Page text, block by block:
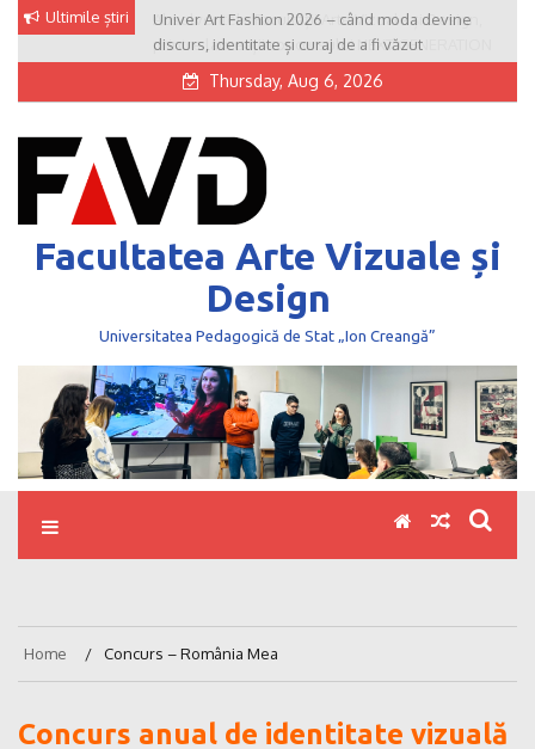
Skip
content
Ultimile știri
Univer Art Fashion 2026 – când moda devine
discurs, identitate și curaj de a fi văzut
Thursday, Aug 6, 2026
Facultatea Arte Vizuale și
Design
Universitatea Pedagogică de Stat „Ion Creangă”
Home Concurs – România Mea
Concurs anual de identitate vizuală